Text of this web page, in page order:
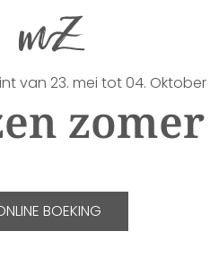
van 23. mei tot 04. Oktober
zomer
BOEKING